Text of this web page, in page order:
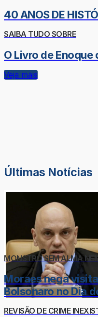
40 ANOS DE
SAIBA TUDO SOBRE
O Livro de
Veja mais
Últimas Notícias
MONSTRO SEM ALMA
Moraes nega
Bolsonaro no Dia
REVISÃO DE CRIME